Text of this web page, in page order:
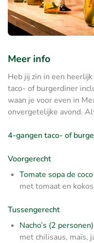
Meer info
Heb jij zin in een
taco- of burgerdiner
waan je voor even in
onvergetelijke avond.
4-gangen taco- of
Voorgerecht
Tomate sopa de coco
met tomaat en
Tussengerecht
Nacho’s (2 personen)
met chilisaus, maïs,